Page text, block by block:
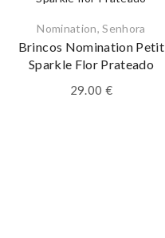
Nomination,Senhora
Brincos Nomination Petit
Sparkle Flor Prateado
29.00 €